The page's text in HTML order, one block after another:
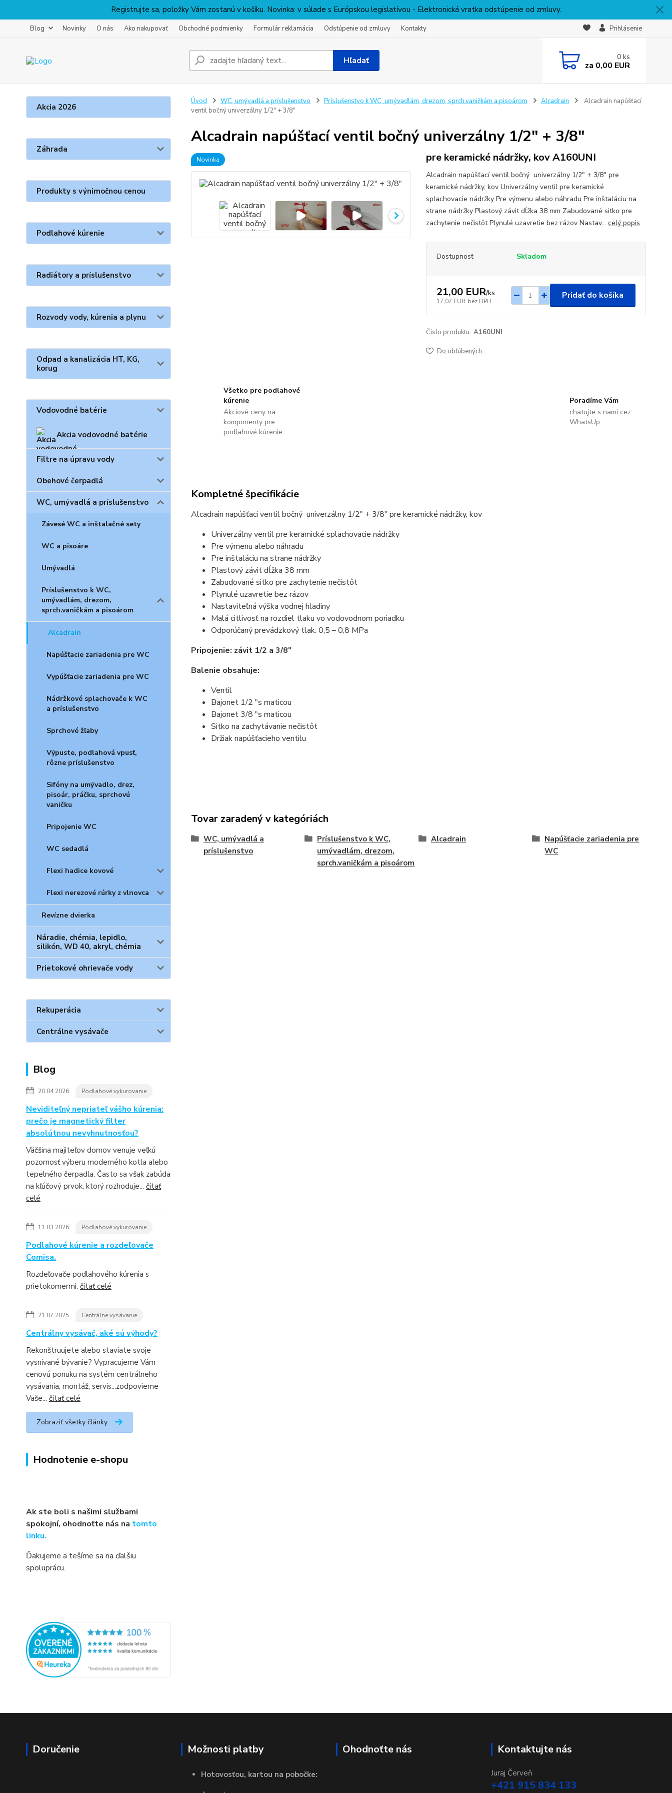
Registrujte sa, položky Vám zostanú v košíku. Novinka: v súlade s Európskou legislatívou - Elektronická vratka odstúpenie od zmluvy.
Blog Novinky O nás Ako nakupovať Obchodné podmienky Formulár reklamácia Odstúpenie od zmluvy Kontakty Prihlásenie
Hľadať 0 ks
za 0,00 EUR
Akcia 2026
Záhrada
Produkty s výnimočnou cenou
Podlahové kúrenie
Radiátory a príslušenstvo
Rozvody vody, kúrenia a plynu
Odpad a kanalizácia HT, KG,
korug
Vodovodné batérie
Akcia vodovodné batérie
Filtre na úpravu vody
Obehové čerpadlá
WC, umývadlá a príslušenstvo
Závesé WC a inštalačné sety
WC a pisoáre
Umývadlá
Príslušenstvo k WC,
umývadlám, drezom,
sprch.vaničkám a pisoárom
Alcadrain
Napúšťacie zariadenia pre WC
Vypúšťacie zariadenia pre WC
Nádržkové splachovače k WC
a príslušenstvo
Sprchové žľaby
Výpuste, podlahová vpusť,
rôzne príslušenstvo
Sifóny na umývadlo, drez,
pisoár, práčku, sprchovú
vaničku
Pripojenie WC
WC sedadlá
Flexi hadice kovové
Flexi nerezové rúrky z vlnovca
Revízne dvierka
Náradie, chémia, lepidlo,
silikón, WD 40, akryl, chémia
Prietokové ohrievače vody
Rekuperácia
Centrálne vysávače
Blog
20.04.2026 Podlahové vykurovanie
Neviditeľný nepriateľ vášho kúrenia:
prečo je magnetický filter
absolútnou nevyhnutnosťou?
Väčšina majiteľov domov venuje veľkú
pozornosť výberu moderného kotla alebo
tepelného čerpadla. Často sa však zabúda
na kľúčový prvok, ktorý rozhoduje... čítať
celé
11.03.2026 Podlahové vykurovanie
Podlahové kúrenie a rozdeľovače
Comisa.
Rozdeľovače podlahového kúrenia s
prietokomermi. čítať celé
21.07.2025 Centrálne vysávanie
Centrálny vysávač, aké sú výhody?
Rekonštruujete alebo staviate svoje
vysnívané bývanie? Vypracujeme Vám
cenovú ponuku na systém centrálneho
vysávania, montáž, servis...zodpovieme
Vaše... čítať celé
Zobraziť všetky články
Hodnotenie e-shopu
Ak ste boli s našimi službami
spokojní, ohodnoťte nás na tomto
linku.
Ďakujeme a tešíme sa na ďalšiu
spoluprácu.
Úvod WC, umývadlá a príslušenstvo Príslušenstvo k WC, umývadlám, drezom, sprch.vaničkám a pisoárom Alcadrain
Alcadrain napúšťací
ventil bočný univerzálny 1/2" + 3/8"
Alcadrain napúšťací ventil bočný univerzálny 1/2" + 3/8"
Novinka pre keramické nádržky, kov A160UNI
Alcadrain napúšťací ventil bočný univerzálny 1/2" + 3/8" pre
keramické nádržky, kov Univerzálny ventil pre keramické
splachovacie nádržky Pre výmenu alebo náhradu Pre inštaláciu na
strane nádržky Plastový závit dĺžka 38 mm Zabudované sitko pre
zachytenie nečistôt Plynulé uzavretie bez rázov Nastav... celý popis
Dostupnosť Skladom
21,00 EUR/ks
17,07 EUR bez DPH
Pridať do košíka
Číslo produktu: A160UNI
Do obľúbených
Všetko pre podlahové
kúrenie
Akciové ceny na
komponenty pre
podlahové kúrenie.
Poradíme Vám
chatujte s nami cez
WhatsUp
Kompletné špecifikácie
Alcadrain napúšťací ventil bočný univerzálny 1/2" + 3/8" pre keramické nádržky, kov
Univerzálny ventil pre keramické splachovacie nádržky
Pre výmenu alebo náhradu
Pre inštaláciu na strane nádržky
Plastový závit dĺžka 38 mm
Zabudované sitko pre zachytenie nečistôt
Plynulé uzavretie bez rázov
Nastaviteľná výška vodnej hladiny
Malá citlivosť na rozdiel tlaku vo vodovodnom poriadku
Odporúčaný prevádzkový tlak: 0,5 – 0,8 MPa
Pripojenie: závit 1/2 a 3/8"
Balenie obsahuje:
Ventil
Bajonet 1/2 "s maticou
Bajonet 3/8 "s maticou
Sitko na zachytávanie nečistôt
Držiak napúšťacieho ventilu
Tovar zaradený v kategóriách
WC, umývadlá a
príslušenstvo
Príslušenstvo k WC,
umývadlám, drezom,
sprch.vaničkám a pisoárom
Alcadrain
Napúšťacie zariadenia pre
WC
Doručenie Možnosti platby
Hotovosťou, kartou na pobočke:
Ohodnoťte nás Kontaktujte nás
Juraj Červeň
+421 915 834 133